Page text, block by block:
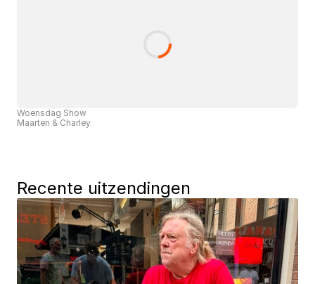
Woensdag Show
Maarten & Charley
Recente uitzendingen